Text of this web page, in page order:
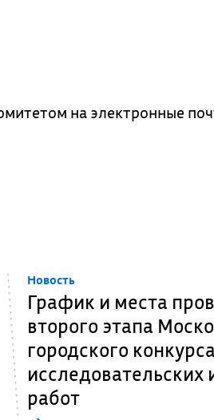
на электронные
Новость
График и места
второго этапа
городского конкурса
исследовательских
работ